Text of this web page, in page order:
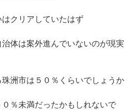
クリアしていたはず
体は案外進んでいないのが現実
洲市は５０％くらいでしょうか
％未満だったかもしれないで